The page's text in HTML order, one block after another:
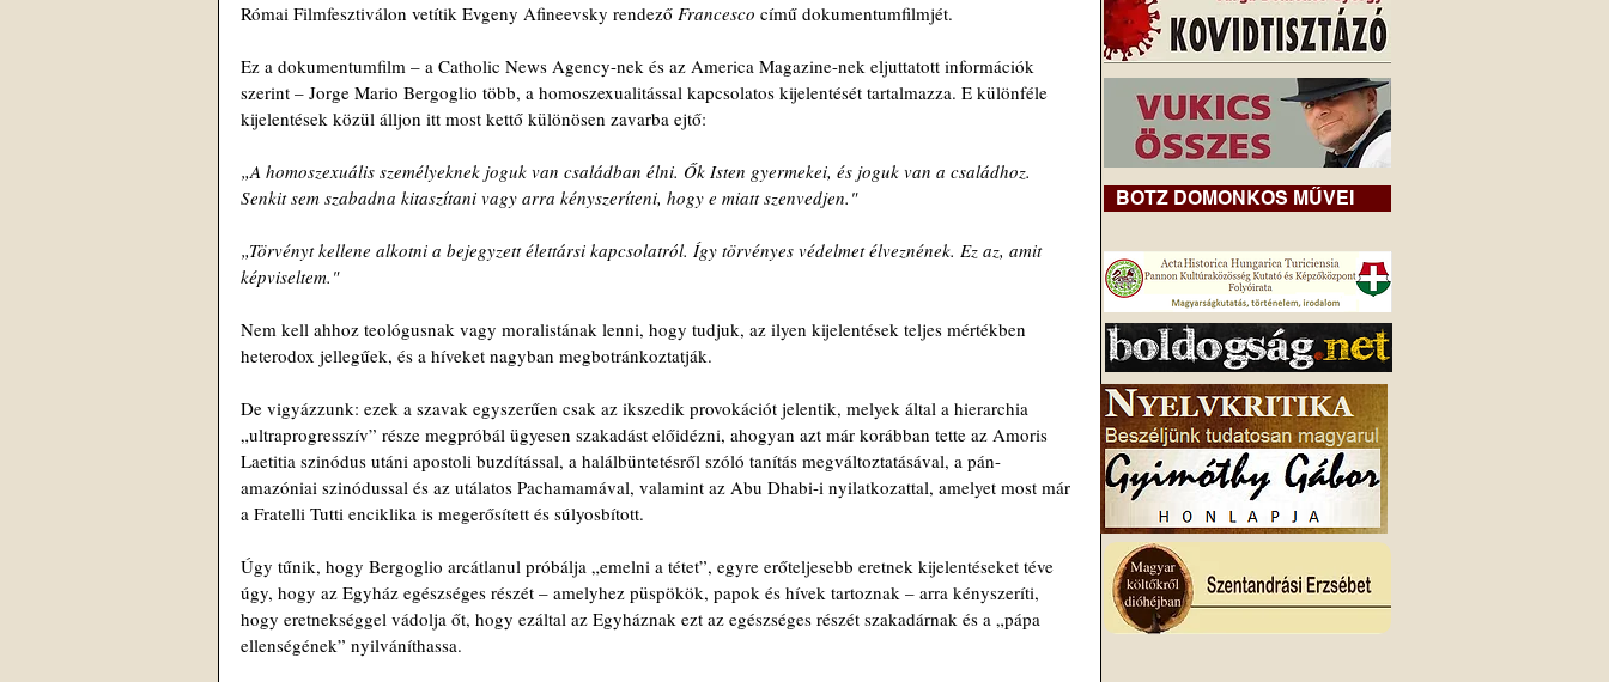
Római Filmfesztiválon vetítik Evgeny Afineevsky rendező Francesco című dokumentumfilmjét.
Ez a dokumentumfilm – a Catholic News Agency-nek és az America Magazine-nek eljuttatott információk
szerint – Jorge Mario Bergoglio több, a homoszexualitással kapcsolatos kijelentését tartalmazza. E különféle
kijelentések közül álljon itt most kettő különösen zavarba ejtő:
„A homoszexuális személyeknek joguk van családban élni. Ők Isten gyermekei, és joguk van a családhoz.
Senkit sem szabadna kitaszítani vagy arra kényszeríteni, hogy e miatt szenvedjen."
„Törvényt kellene alkotni a bejegyzett élettársi kapcsolatról. Így törvényes védelmet élveznének. Ez az, amit
képviseltem."
Nem kell ahhoz teológusnak vagy moralistának lenni, hogy tudjuk, az ilyen kijelentések teljes mértékben
heterodox jellegűek, és a híveket nagyban megbotránkoztatják.
De vigyázzunk: ezek a szavak egyszerűen csak az ikszedik provokációt jelentik, melyek által a hierarchia
„ultraprogresszív” része megpróbál ügyesen szakadást előidézni, ahogyan azt már korábban tette az Amoris
Laetitia szinódus utáni apostoli buzdítással, a halálbüntetésről szóló tanítás megváltoztatásával, a pán-
amazóniai szinódussal és az utálatos Pachamamával, valamint az Abu Dhabi-i nyilatkozattal, amelyet most már
a Fratelli Tutti enciklika is megerősített és súlyosbított.
Úgy tűnik, hogy Bergoglio arcátlanul próbálja „emelni a tétet”, egyre erőteljesebb eretnek kijelentéseket téve
úgy, hogy az Egyház egészséges részét – amelyhez püspökök, papok és hívek tartoznak – arra kényszeríti,
hogy eretnekséggel vádolja őt, hogy ezáltal az Egyháznak ezt az egészséges részét szakadárnak és a „pápa
ellenségének” nyilváníthassa.
BOTZ DOMONKOS MŰVEI